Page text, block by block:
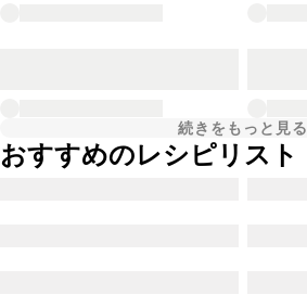
続きをもっと見る
おすすめのレシピリスト